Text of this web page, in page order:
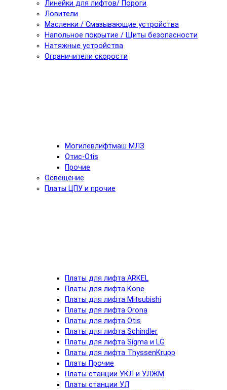
Линейки для лифтов/ Пороги
Ловители
Масленки / Смазывающие устройства
Напольное покрытие / Щиты безопасности
Натяжные устройства
Ограничители скорости
Могилевлифтмаш МЛЗ
Отис-Otis
Прочие
Освещение
Платы ЦПУ и прочие
Платы для лифта ARKEL
Платы для лифта Kone
Платы для лифта Mitsubishi
Платы для лифта Orona
Платы для лифта Otis
Платы для лифта Schindler
Платы для лифта Sigma и LG
Платы для лифта ThyssenKrupp
Платы Прочие
Платы станции УКЛ и УЛЖМ
Платы станции УЛ